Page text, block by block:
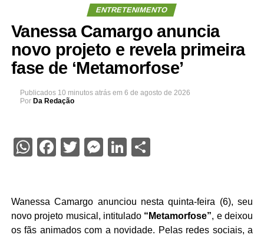
ENTRETENIMENTO
Vanessa Camargo anuncia
novo projeto e revela primeira
fase de ‘Metamorfose’
Publicados 10 minutos atrás em 6 de agosto de 2026
Por Da Redação
WhatsApp
Facebook
Twitter
Messenger
LinkedIn
Share
Wanessa Camargo anunciou nesta quinta-feira (6), seu
novo projeto musical, intitulado “Metamorfose”, e deixou
os fãs animados com a novidade. Pelas redes sociais, a